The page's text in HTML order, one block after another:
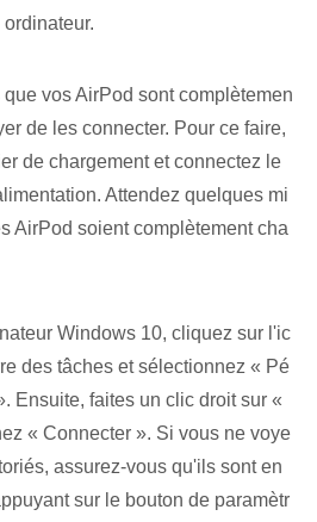
ordinateur.
vos AirPod sont complètemen
de les connecter. Pour ce faire,
de chargement ⁣et connectez le
Attendez quelques mi
AirPod soient complètement cha
Windows 10, cliquez sur l'ic
des tâches et sélectionnez « Pé
Ensuite, faites un clic droit sur «
« Connecter ». Si vous ne voye
assurez-vous qu'ils sont en
sur le bouton de paramètr